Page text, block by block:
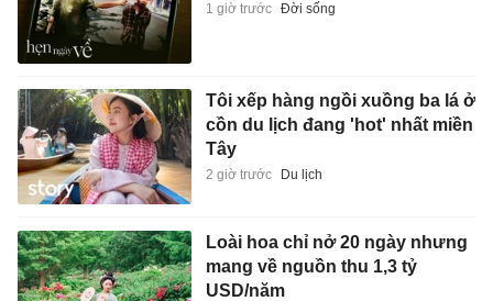
1 giờ trước Đời sống
Tôi xếp hàng ngồi xuồng ba lá ở
cồn du lịch đang 'hot' nhất miền
Tây
2 giờ trước Du lịch
Loài hoa chỉ nở 20 ngày nhưng
mang về nguồn thu 1,3 tỷ
USD/năm